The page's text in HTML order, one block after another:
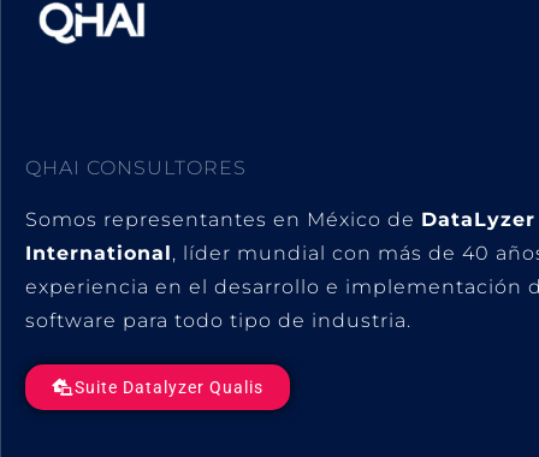
QHAI CONSULTORES
Somos representantes en México de DataLyzer
International , líder mundial con más de 40
experiencia en el desarrollo e implementación
software para todo tipo de industria.
Suite Datalyzer Qualis